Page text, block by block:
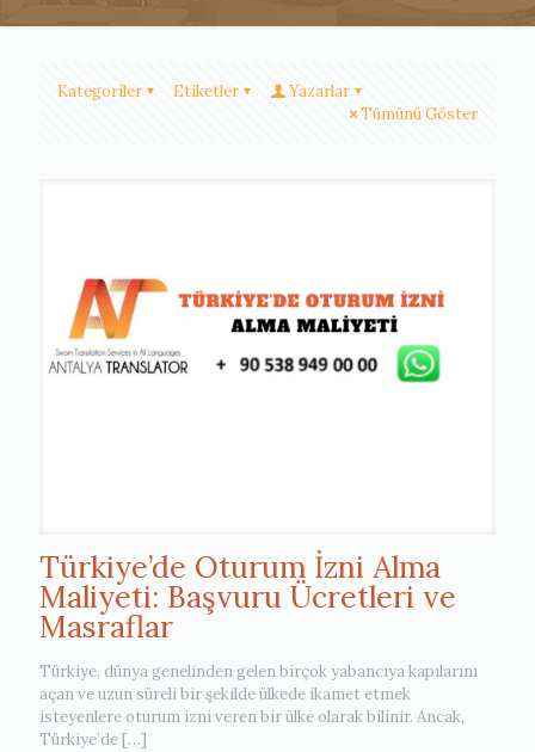
Kategoriler Etiketler
Yazarlar
Tümünü Göster
Türkiye’de Oturum İzni Alma
Maliyeti: Başvuru Ücretleri ve
Masraflar
Türkiye, dünya genelinden gelen birçok yabancıya kapılarını
açan ve uzun süreli bir şekilde ülkede ikamet etmek
isteyenlere oturum izni veren bir ülke olarak bilinir. Ancak,
Türkiye’de […]